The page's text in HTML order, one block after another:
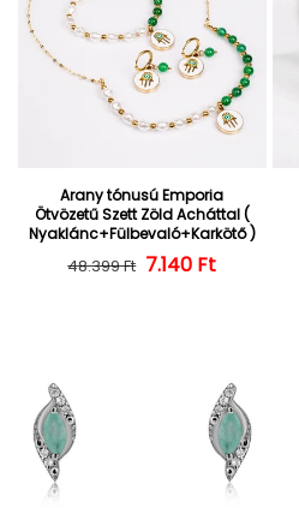
Arany tónusú Emporia
Ötvözetű Szett Zöld Acháttal (
Nyaklánc+Fülbevaló+Karkötő )
Normál ár
48.399 Ft Kedvezményes ár
7.140 Ft